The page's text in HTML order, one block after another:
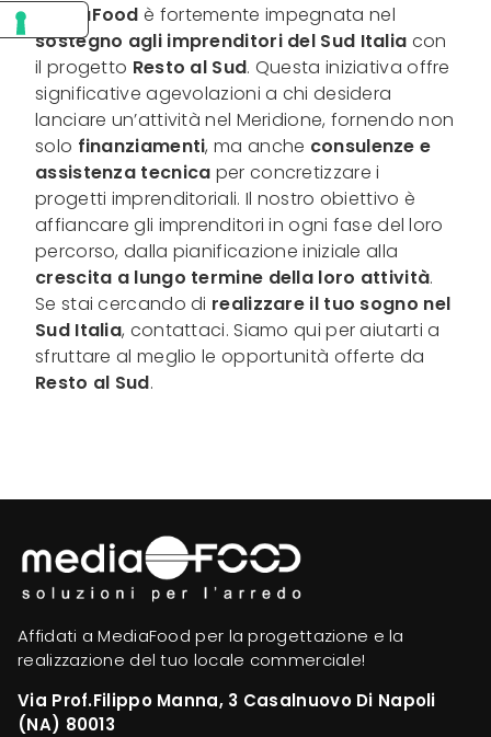
MediaFood è fortemente impegnata nel
sostegno agli imprenditori del Sud Italia con
il progetto Resto al Sud. Questa iniziativa offre
significative agevolazioni a chi desidera
lanciare un’attività nel Meridione, fornendo non
solo finanziamenti, ma anche consulenze e
assistenza tecnica per concretizzare i
progetti imprenditoriali. Il nostro obiettivo è
affiancare gli imprenditori in ogni fase del loro
percorso, dalla pianificazione iniziale alla
crescita a lungo termine della loro attività.
Se stai cercando di realizzare il tuo sogno nel
Sud Italia, contattaci. Siamo qui per aiutarti a
sfruttare al meglio le opportunità offerte da
Resto al Sud.
Affidati a MediaFood per la progettazione e la
realizzazione del tuo locale commerciale!
Via Prof.Filippo Manna, 3 Casalnuovo Di Napoli
(NA) 80013